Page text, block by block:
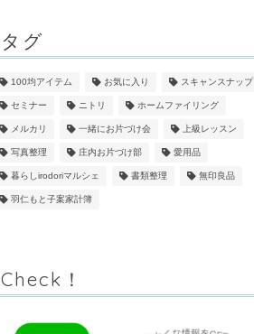
タグ
100均アイテム お気に入り スキャンスナップ
セミナー ニトリ ホームファイリング
メルカリ 一緒にお片づけ会 上級レッスン
写真整理 庄内お片づけ部 愛用品
暮らしirodoriマルシェ 書類整理 無印良品
羽仁もと子案家計簿
Check！